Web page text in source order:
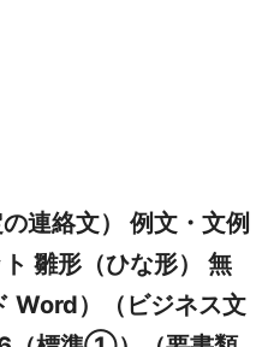
連絡文） 例文・文例
雛形（ひな形） 無
Word）（ビジネス文